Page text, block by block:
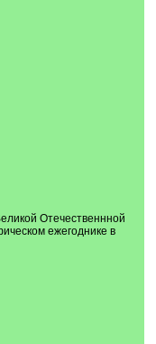
Отечественнной
ежегоднике в